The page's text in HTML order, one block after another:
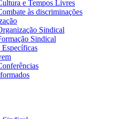
e Tempos Livres
às discriminações
Sindical
Sindical
Específicas